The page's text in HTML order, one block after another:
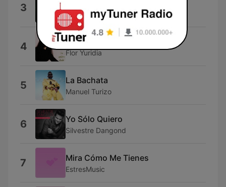
3 Xavi Kras
4 Tu Eres Mi Dios
Flor Yuridia
5 La Bachata
Manuel Turizo
6 Yo Sólo Quiero
Silvestre Dangond
7 Mira Cómo Me Tienes
EstresMusic